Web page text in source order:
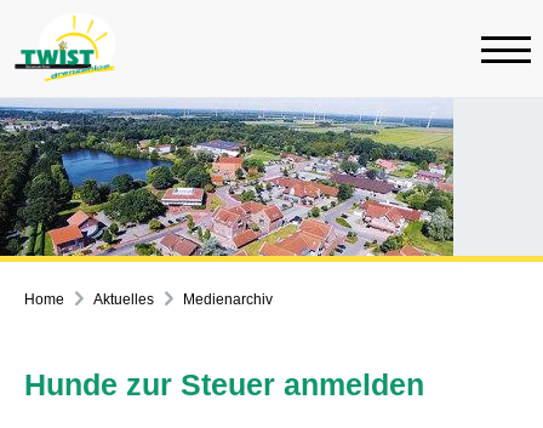
Home Aktuelles Medienarchiv
Hunde zur Steuer anmelden